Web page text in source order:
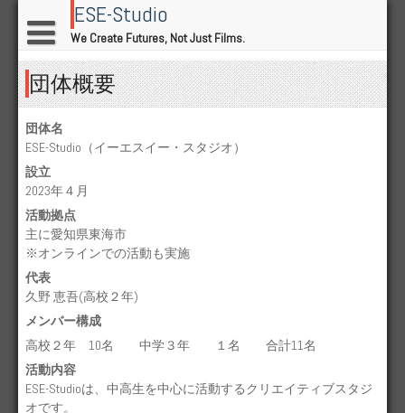
content
ESE-Studio
We Create Futures, Not Just Films.
団体概要
団体名
ESE-Studio（イーエスイー・スタジオ）
設立
2023年４月
活動拠点
主に愛知県東海市
※オンラインでの活動も実施
代表
久野 恵吾(高校２年)
メンバー構成
高校２年 10名 中学３年 １名 合計11名
活動内容
ESE-Studioは、中高生を中心に活動するクリエイティブスタジ
オです。